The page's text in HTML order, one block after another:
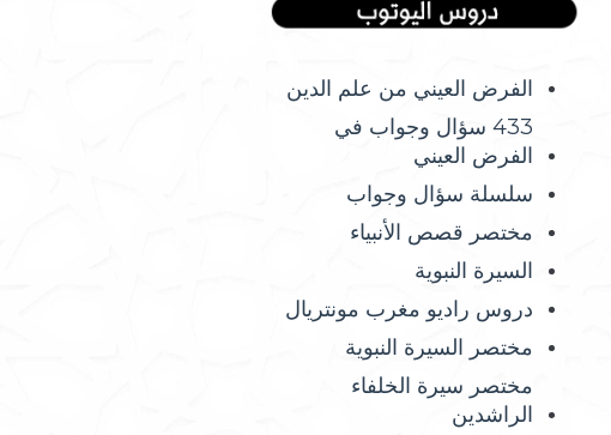
الفرض العيني من علم الدين
433 سؤال وجواب في
الفرض العيني
سلسلة سؤال وجواب
مختصر قصص الأنبياء
السيرة النبوية
دروس راديو مغرب مونتريال
مختصر السيرة النبوية
مختصر سيرة الخلفاء
الراشدين